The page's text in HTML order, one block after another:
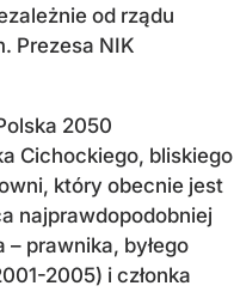
od rządu
Prezesa NIK
2050
Cichockiego, bliskiego
który obecnie jest
najprawdopodobniej
prawnika, byłego
2005) i członka